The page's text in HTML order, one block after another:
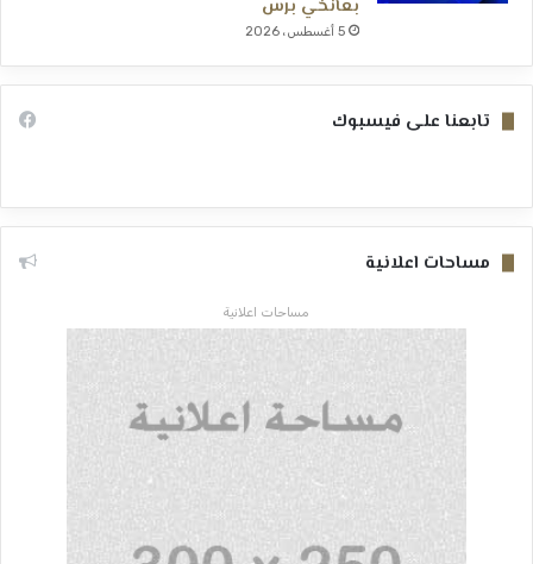
بعانخي برس
5 أغسطس، 2026
تابعنا على فيسبوك
مساحات اعلانية
مساحات اعلانية